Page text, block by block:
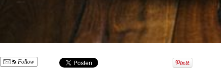
Follow